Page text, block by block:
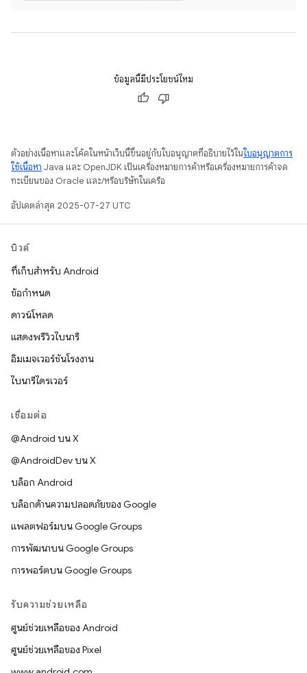
ข้อมูลนี้มีประโยชน์ไหม
ตัวอย่างเนื้อหาและโค้ดในหน้าเว็บนี้ขึ้นอยู่กับใบอนุญาตที่อธิบายไว้ในใบอนุญาตการ
ใช้เนื้อหา Java และ OpenJDK เป็นเครื่องหมายการค้าหรือเครื่องหมายการค้าจด
ทะเบียนของ Oracle และ/หรือบริษัทในเครือ
อัปเดตล่าสุด 2025-07-27 UTC
บิวด์
ที่เก็บสำหรับ Android
ข้อกำหนด
ดาวน์โหลด
แสดงพรีวิวไบนารี
อิมเมจเวอร์ชันโรงงาน
ไบนารีไดรเวอร์
เชื่อมต่อ
@Android บน X
@AndroidDev บน X
บล็อก Android
บล็อกด้านความปลอดภัยของ Google
แพลตฟอร์มบน Google Groups
การพัฒนาบน Google Groups
การพอร์ตบน Google Groups
รับความช่วยเหลือ
ศูนย์ช่วยเหลือของ Android
ศูนย์ช่วยเหลือของ Pixel